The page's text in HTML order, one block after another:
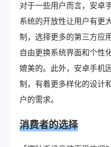
对于一些用户而言，安卓
系统的开放性让用户有更
制，选择更多的第三方应
自由更换系统界面和个性
媲美的。此外，安卓手机
制，有着更多样化的设计
户的需求。
消费者的选择